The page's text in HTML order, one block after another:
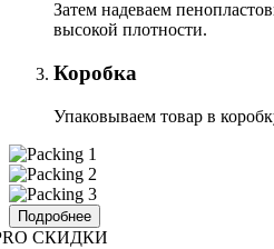
Затем надеваем
высокой плотности.
Коробка
Упаковываем товар в
Подробнее
СКИДКИ